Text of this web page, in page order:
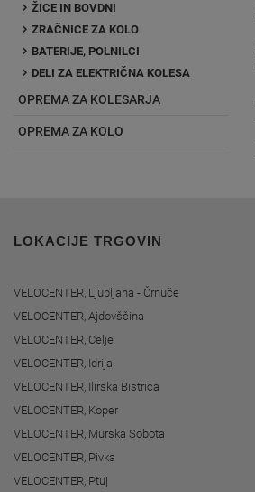
ŽICE IN BOVDNI
ZRAČNICE ZA KOLO
BATERIJE, POLNILCI
DELI ZA ELEKTRIČNA KOLESA
OPREMA ZA KOLESARJA
OPREMA ZA KOLO
LOKACIJE TRGOVIN
VELOCENTER, Ljubljana - Črnuče
VELOCENTER, Ajdovščina
VELOCENTER, Celje
VELOCENTER, Idrija
VELOCENTER, Ilirska Bistrica
VELOCENTER, Koper
VELOCENTER, Murska Sobota
VELOCENTER, Pivka
VELOCENTER, Ptuj